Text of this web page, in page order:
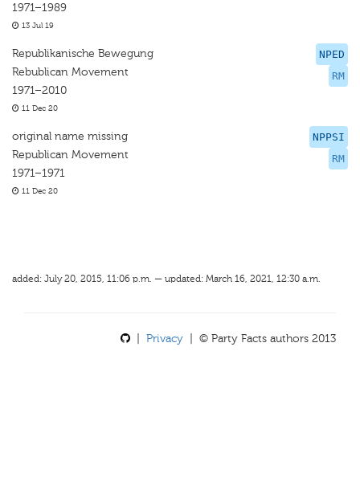
1971–1989
13 Jul 19
NPED
RM
Republikanische Bewegung
Rebublican Movement
1971–2010
11 Dec 20
NPPSI
RM
original name missing
Republican Movement
1971–1971
11 Dec 20
added: July 20, 2015, 11:06 p.m. — updated: March 16, 2021, 12:30 a.m.
Privacy | © Party Facts authors 2013